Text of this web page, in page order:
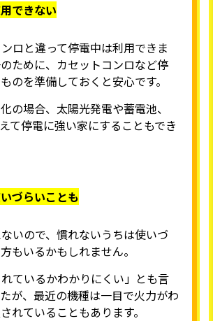
できない
ロと違って停電中は利用できま
ために、カセットコンロなど停
のを準備しておくと安心です。
の場合、太陽光発電や蓄電池、
て停電に強い家にすることもでき
づらいことも
いので、慣れないうちは使いづ
もいるかもしれません。
れているかわかりにくい」とも言
が、最近の機種は一目で火力がわ
れていることもあります。